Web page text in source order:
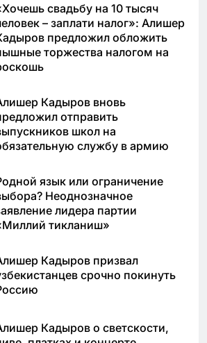
свадьбу на 10 тысяч
– заплати налог»: Алишер
предложил обложить
торжества налогом на
Кадыров вновь
отправить
школ на
службу в армию
язык или ограничение
Неоднозначное
лидера партии
тикланиш»
Кадыров призвал
срочно покинуть
Кадыров о светскости,